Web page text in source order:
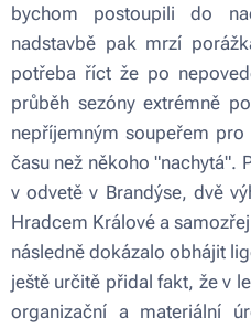
bychom postoupili do
nadstavbě pak mrzí
potřeba říct že po
průběh sezóny extrémně
nepříjemným soupeřem
času než někoho "nachytá".
v odvetě v Brandýse, dvě
Hradcem Králové a
následně dokázalo obhájit
ještě určitě přidal fakt, že v
organizační a materiální